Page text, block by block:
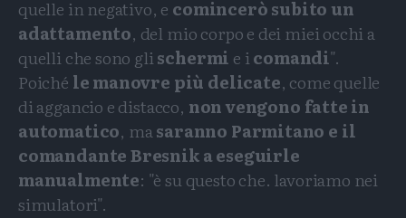
quelle in negativo, e comincerò subito un
adattamento, del mio corpo e dei miei occhi a
quelli che sono glischermi e icomandi".
Poiché le manovre più delicate, come quelle
di aggancio e distacco, non vengono fatte in
automatico, masaranno Parmitano e il
comandante Bresnik a eseguirle
manualmente: "è su questo che. lavoriamo nei
simulatori".